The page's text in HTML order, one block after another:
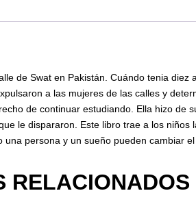
de Swat en Pakistán. Cuándo tenia
a las mujeres de las calles y
de continuar estudiando. Ella hizo de
le dispararon. Este libro trae a los
persona y un sueño pueden cambiar
RELACIONADOS